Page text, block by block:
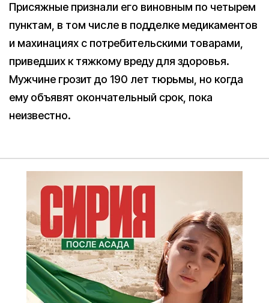
Присяжные признали его виновным по четырем
пунктам, в том числе в подделке медикаментов
и махинациях с потребительскими товарами,
приведших к тяжкому вреду для здоровья.
Мужчине грозит до 190 лет тюрьмы, но когда
ему объявят окончательный срок, пока
неизвестно.